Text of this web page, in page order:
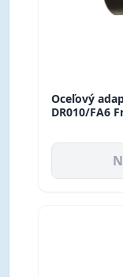
Oceľový
DR010/FA6